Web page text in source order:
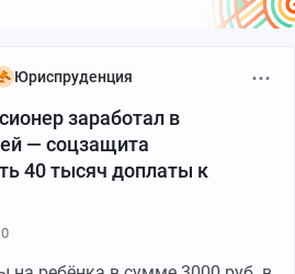
Юриспруденция
заработал в
— соцзащита
40 тысяч доплаты к
0